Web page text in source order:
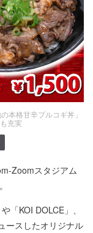
本格甘辛プルコギ丼」
充実
Zoomスタジアム
「KOI DOLCE」、
ースしたオリジナル